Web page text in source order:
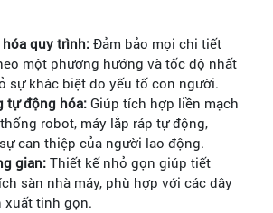
quy trình:Đảm bảo mọi chi tiết
một phương hướng và tốc độ nhất
sự khác biệt do yếu tố con người.
tự động hóa: Giúp tích hợp liền mạch
robot, máy lắp ráp tự động,
can thiệp của người lao động.
gian:Thiết kế nhỏ gọn giúp tiết
sàn nhà máy, phù hợp với các dây
xuất tinh gọn.